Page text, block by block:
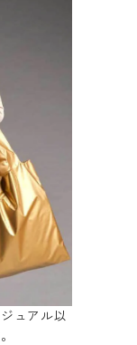
ュアル以